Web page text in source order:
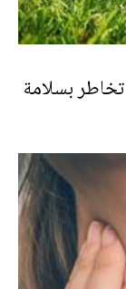
تخاطر بسلامة